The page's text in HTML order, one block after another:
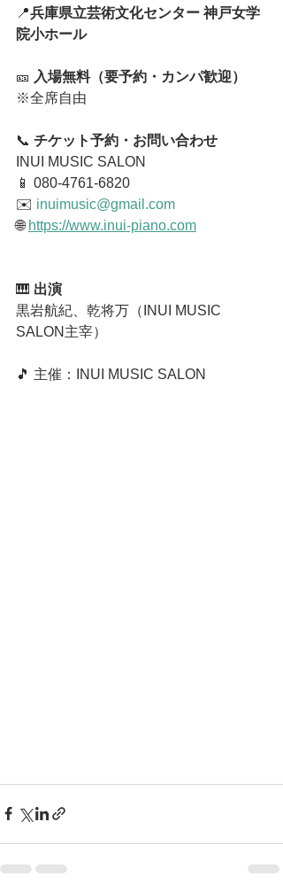
📍兵庫県立芸術文化センター 神戸女学
院小ホール
🎫 入場無料（要予約・カンパ歓迎）
※全席自由
📞 チケット予約・お問い合わせ
INUI MUSIC SALON
📱 080-4761-6820
✉️ inuimusic@gmail.com
🌐 https://www.inui-piano.com
🎹 出演
黒岩航紀、乾将万（INUI MUSIC
SALON主宰）
🎵 主催：INUI MUSIC SALON